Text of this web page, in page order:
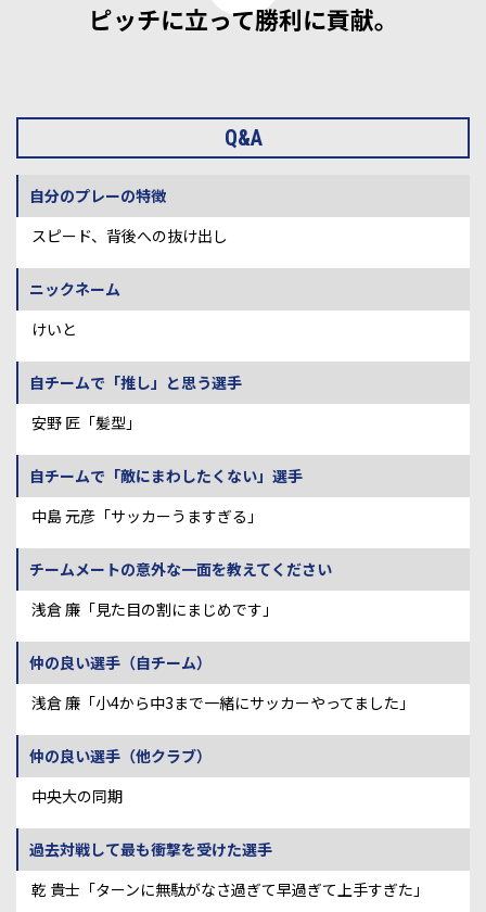
ピッチに立って勝利に貢献。
Q&A
自分のプレーの特徴
スピード、背後への抜け出し
ニックネーム
けいと
自チームで「推し」と思う選手
安野 匠「髪型」
自チームで「敵にまわしたくない」選手
中島 元彦「サッカーうますぎる」
チームメートの意外な一面を教えてください
浅倉 廉「見た目の割にまじめです」
仲の良い選手（自チーム）
浅倉 廉「小4から中3まで一緒にサッカーやってました」
仲の良い選手（他クラブ）
中央大の同期
過去対戦して最も衝撃を受けた選手
乾 貴士「ターンに無駄がなさ過ぎて早過ぎて上手すぎた」